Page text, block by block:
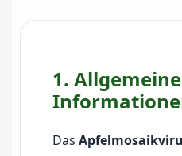
1. Allgemeine
Das